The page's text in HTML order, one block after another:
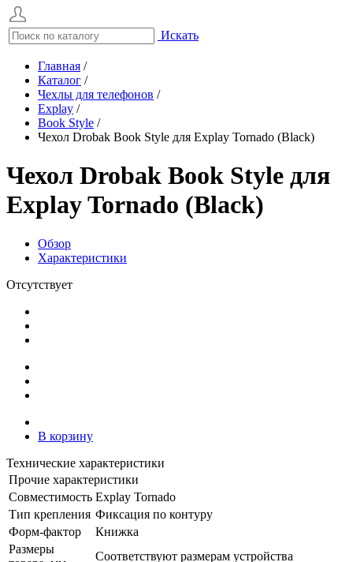
Искать
Главная /
Каталог /
Чехлы для телефонов /
Explay /
Book Style /
Чехол Drobak Book Style для Explay Tornado (Black)
Чехол Drobak Book Style для
Explay Tornado (Black)
Обзор
Характеристики
Отсутствует
В корзину
Технические характеристики
Прочие характеристики
Совместимость Explay Tornado
Тип крепления Фиксация по контуру
Форм-фактор
Книжка
Размеры
Соответствуют размерам устройства